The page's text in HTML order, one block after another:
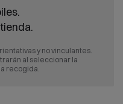
y no vinculantes.
al seleccionar la
recogida.